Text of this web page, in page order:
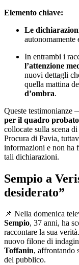
Elemento chiave:
Le
autonomamente
In entrambi i
l’attenzione
nuovi dettagli
quella mattina
d’ombra.
Queste testimonianze
per il quadro
collocate sulla scena
Procura di Pavia,
informazioni e non ha
tali dichiarazioni.
Sempio a
desiderato”
📌 Nella domenica
Sempio, 37 anni, ha
raccontare la sua
nuovo filone di
Toffanin, affrontando
del pubblico.